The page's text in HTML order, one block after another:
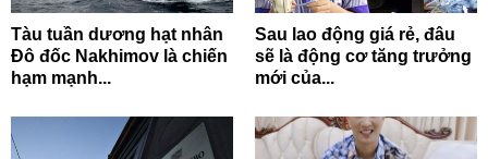
Tàu tuần dương hạt nhân
Đô đốc Nakhimov là chiến
hạm mạnh...
Sau lao động giá rẻ, đâu
sẽ là động cơ tăng trưởng
mới của...